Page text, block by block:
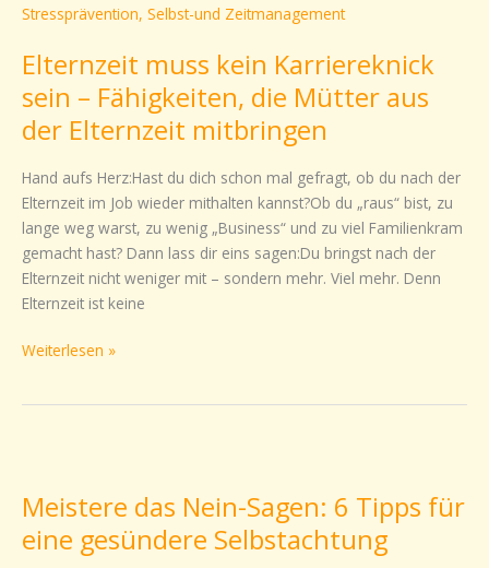
Elternzeit muss kein Karriereknick
sein – Fähigkeiten, die Mütter aus
der Elternzeit mitbringen
Hand aufs Herz:Hast du dich schon mal gefragt, ob du nach der
Elternzeit im Job wieder mithalten kannst?Ob du „raus“ bist, zu
lange weg warst, zu wenig „Business“ und zu viel Familienkram
gemacht hast? Dann lass dir eins sagen:Du bringst nach der
Elternzeit nicht weniger mit – sondern mehr. Viel mehr. Denn
Elternzeit ist keine
kein
sein
Fähigkeiten,
die
aus
der
Elternzeit
mitbringen
Weiterlesen »
Meistere das Nein-Sagen: 6 Tipps für
eine gesündere Selbstachtung
Nein-
Sagen:
6